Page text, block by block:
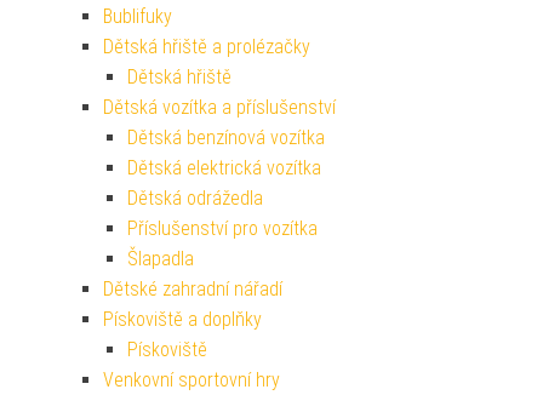
Bublifuky
Dětská hřiště a prolézačky
Dětská hřiště
Dětská vozítka a příslušenství
Dětská benzínová vozítka
Dětská elektrická vozítka
Dětská odrážedla
Příslušenství pro vozítka
Šlapadla
Dětské zahradní nářadí
Pískoviště a doplňky
Pískoviště
Venkovní sportovní hry